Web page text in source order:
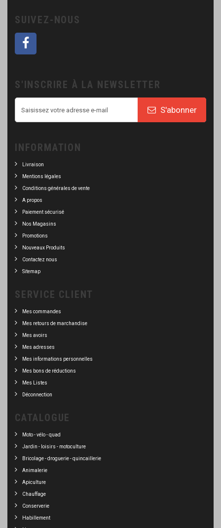
SUIVEZ-NOUS
S'INSCRIRE À LA NEWSLETTER
S'abonner
INFORMATION
Livraison
Mentions légales
Conditions générales de vente
A propos
Paiement sécurisé
Nos Magasins
Promotions
Nouveaux Produits
Contactez nous
Sitemap
SERVICE CLIENT
Mes commandes
Mes retours de marchandise
Mes avoirs
Mes adresses
Mes informations personnelles
Mes bons de réductions
Mes Listes
Déconnection
CATALOGUE
Moto - vélo - quad
Jardin - loisirs - motoculture
Bricolage - droguerie - quincaillerie
Animalerie
Apiculture
Chauffage
Conserverie
Habillement